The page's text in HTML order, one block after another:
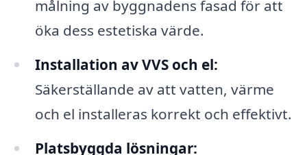
målning av byggnadens fasad för att
öka dess estetiska värde.
Installation av VVS och el:
Säkerställande av att vatten, värme
och el installeras korrekt och effektivt.
Platsbyggda lösningar: